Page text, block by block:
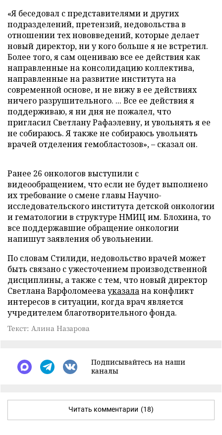
«Я беседовал с представителями и других
подразделений, претензий, недовольства в
отношении тех нововведений, которые делает
новый директор, ни у кого больше я не встретил.
Более того, я сам оцениваю все ее действия как
направленные на консолидацию коллектива,
направленные на развитие института на
современной основе, и не вижу в ее действиях
ничего разрушительного. ... Все ее действия я
поддерживаю, я ни дня не пожалел, что
пригласил Светлану Рафаэлевну, и увольнять я ее
не собираюсь. Я также не собираюсь увольнять
врачей отделения гемобластозов», – сказал он.
Ранее 26 онкологов выступили с
видеообращением, что если не будет выполнено
их требование о смене главы Научно-
исследовательского института детской онкологии
и гематологии в структуре НМИЦ им. Блохина, то
все поддержавшие обращение онкологии
напишут заявления об увольнении.
По словам Стилиди, недовольство врачей может
быть связано с ужесточением производственной
дисциплины, а также с тем, что новый директор
Светлана Варфоломеевауказалана конфликт
интересов в ситуации, когда врач является
учредителем благотворительного фонда.
Текст: Алина Назарова
Подписывайтесь на наши
каналы
Читать комментарии (18)